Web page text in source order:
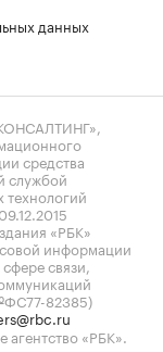
данных
средства
службой
«РБК»
информации
связи,
82385)
«РБК».